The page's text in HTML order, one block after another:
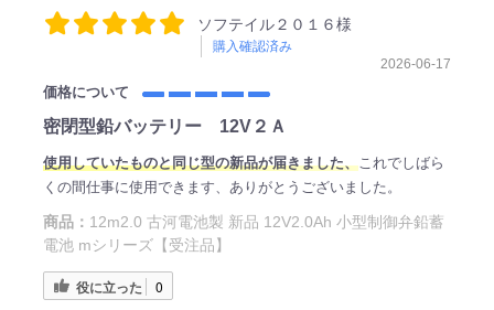
ソフテイル２０１６様
購入確認済み
2026-06-17
価格について
密閉型鉛バッテリー 12V２Ａ
使用していたものと同じ型の新品が届きました、これでしばら
くの間仕事に使用できます、ありがとうございました。
商品： 12m2.0 古河電池製 新品 12V2.0Ah 小型制御弁鉛蓄
電池 mシリーズ【受注品】
役に立った 0